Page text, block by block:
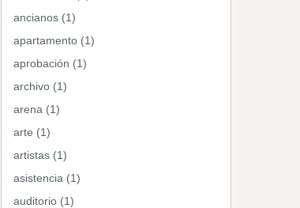
ancianos (1)
apartamento (1)
aprobación (1)
archivo (1)
arena (1)
arte (1)
artistas (1)
asistencia (1)
auditorio (1)